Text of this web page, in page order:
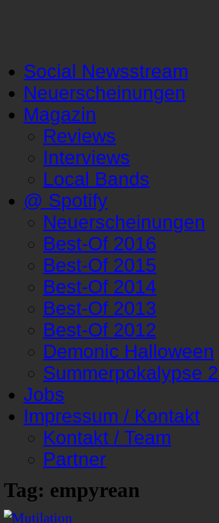
Social Newsstream
Neuerscheinungen
Magazin
Reviews
Interviews
Local Bands
@ Spotify
Neuerscheinungen
Best-Of 2016
Best-Of 2015
Best-Of 2014
Best-Of 2013
Best-Of 2012
Demonic Halloween
Summerpokalypse
Jobs
Impressum / Kontakt
Kontakt / Team
Partner
Tag: empyrean